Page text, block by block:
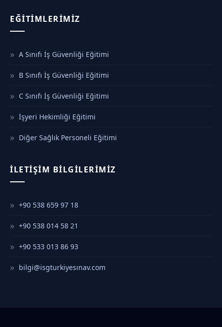
EĞITIMLERIMIZ
A Sınıfı İş Güvenliği Eğitimi
B Sınıfı İş Güvenliği Eğitimi
C Sınıfı İş Güvenliği Eğitimi
İşyeri Hekimliği Eğitimi
Diğer Sağlık Personeli Eğitimi
İLETIŞIM BILGILERIMIZ
+90 538 659 97 18
+90 538 014 58 21
+90 533 013 86 93
bilgi@isgturkiyesınav.com